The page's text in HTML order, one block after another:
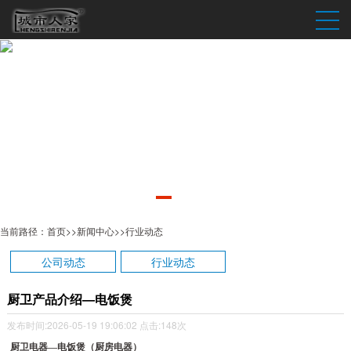
当前路径： 首页>>新闻中心>>行业动态
公司动态 行业动态
厨卫产品介绍—电饭煲
发布时间:2026-05-19 19:06:02 点击:148次
厨卫电器—电饭煲（厨房电器）